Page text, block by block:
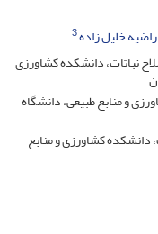
راضیه خلیل زاده3
نباتات، دانشکده کشاورزی
و منابع طبیعی، دانشگاه
دانشکده کشاورزی و منابع